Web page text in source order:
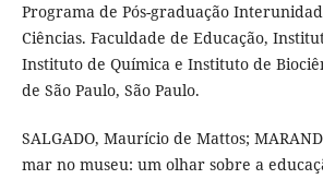
Programa de Pós-graduação
Ciências. Faculdade de Educação,
Instituto de Química e Instituto de
de São Paulo, São Paulo.
SALGADO, Maurício de Mattos;
mar no museu: um olhar sobre a